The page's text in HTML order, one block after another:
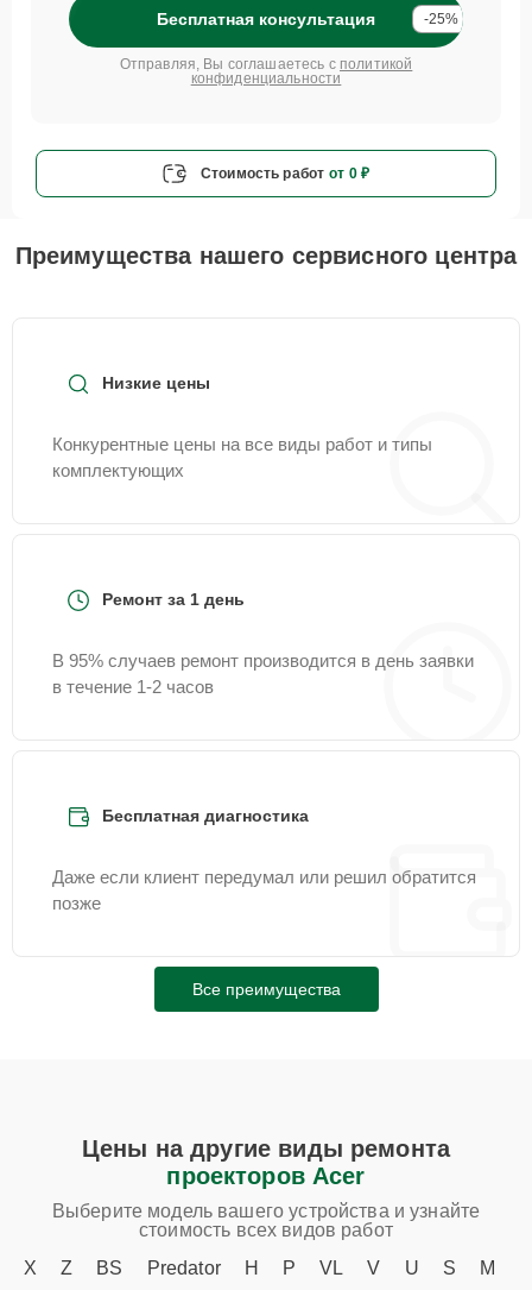
Бесплатная консультация -25%
Отправляя, Вы соглашаетесь с политикой
конфиденциальности
Стоимость работ от 0 ₽
Преимущества нашего сервисного центра
Низкие цены
Конкурентные цены на все виды работ и типы
комплектующих
Ремонт за 1 день
В 95% случаев ремонт производится в день заявки
в течение 1-2 часов
Бесплатная диагностика
Даже если клиент передумал или решил обратится
позже
Все преимущества
Цены на другие виды ремонта
проекторов Acer
Выберите модель вашего устройства и узнайте
стоимость всех видов работ
X
Z BS Predator H P VL V U S
M